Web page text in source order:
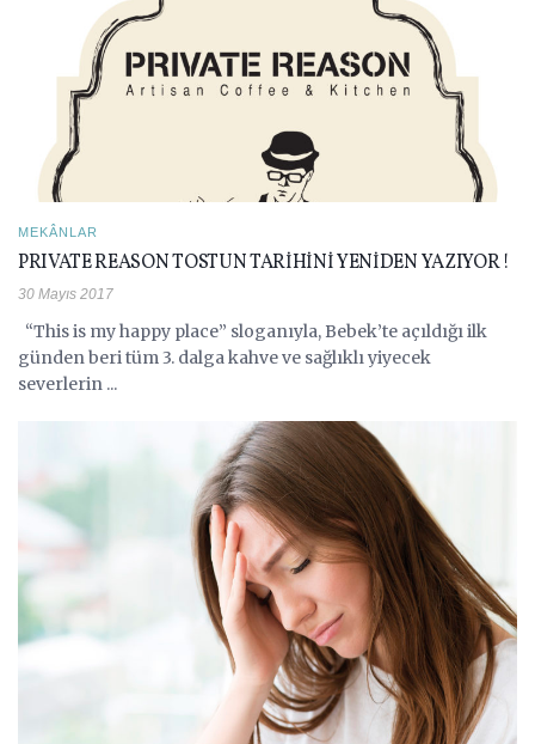
MEKÂNLAR
PRIVATE REASON TOSTUN TARİHİNİ YENİDEN YAZIYOR !
30 Mayıs 2017
“This is my happy place” sloganıyla, Bebek’te açıldığı ilk
günden beri tüm 3. dalga kahve ve sağlıklı yiyecek
severlerin ...